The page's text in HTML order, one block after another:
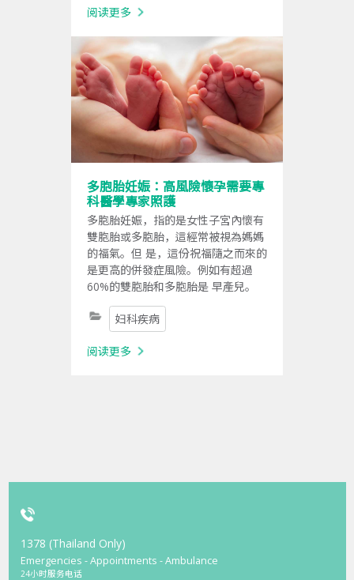
阅读更多
多胞胎妊娠：高風險懷孕需要專
科醫學專家照護
多胞胎妊娠，指的是女性子宮內懷有
雙胞胎或多胞胎，這經常被視為媽媽
的福氣。但 是，這份祝福隨之而來的
是更高的併發症風險。例如有超過
60%的雙胞胎和多胞胎是 早產兒。
妇科疾病
阅读更多
1378 (Thailand Only)
Emergencies - Appointments - Ambulance
24小时服务电话